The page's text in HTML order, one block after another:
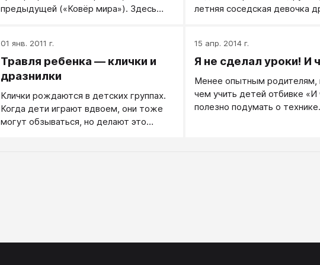
предыдущей («Ковёр мира»). Здесь
помощью интонаций и даже зайти
немного дальше - обзывать друг друга.
летняя соседская девочка
01 янв. 2011 г.
Травля ребенка — клички и
дразнилки
Клички рождаются в детских группах.
Когда дети играют вдвоем, они тоже
могут обзываться, но делают это
15 апр. 2014 г.
Я не сделал уроки! И
Менее опытным
чем учить детей отбивке «И
полезно подумать о технике